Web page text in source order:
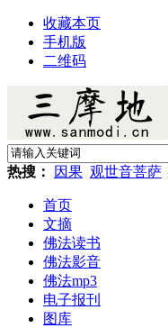
收藏本页
手机版
二维码
热搜： 因果 观世音菩萨
首页
文摘
佛法读书
佛法影音
佛法mp3
电子报刊
图库